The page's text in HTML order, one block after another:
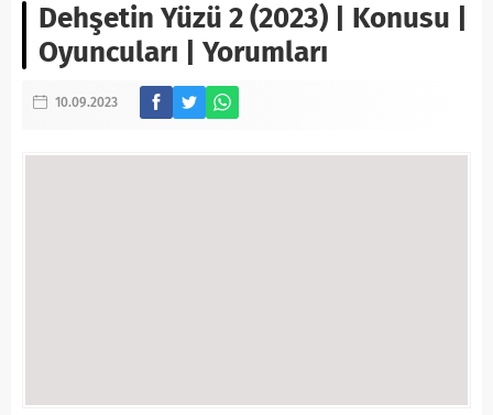
Dehşetin Yüzü 2 (2023) | Konusu |
Oyuncuları | Yorumları
10.09.2023